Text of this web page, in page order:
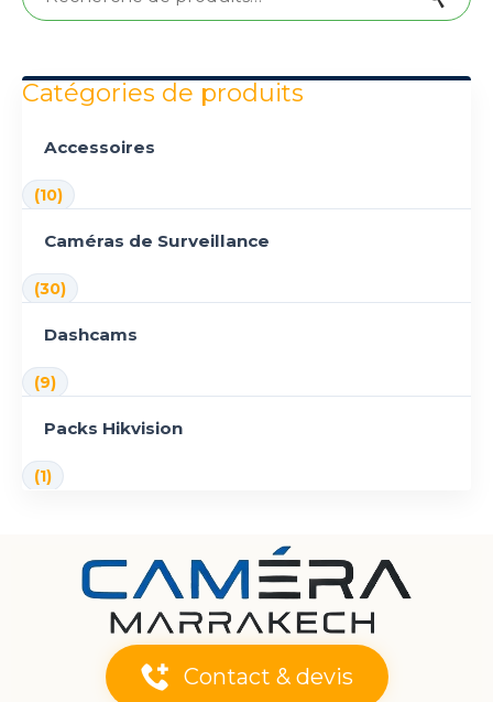
Catégories de produits
Accessoires
(10)
Caméras de Surveillance
(30)
Dashcams
(9)
Packs Hikvision
(1)
Contact & devis